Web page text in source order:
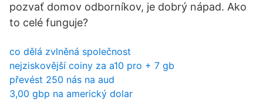
pozvať domov odborníkov, je dobrý nápad. Ako
to celé funguje?
co dělá zvlněná společnost
nejziskovější coiny za a10 pro + 7 gb
převést 250 nás na aud
3,00 gbp na americký dolar